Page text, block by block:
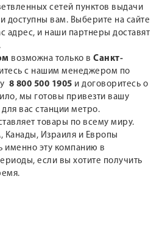
сетей пунктов выдачи
доступны вам. Выберите на сайте
адрес, и наши партнеры доставят
возможна только в Санкт-
с нашим менеджером по
8 800 500 1905 и договоритесь о
мы готовы привезти вашу
вас станции метро.
товары по всему миру.
Канады, Израиля и Европы
именно эту компанию в
если вы хотите получить